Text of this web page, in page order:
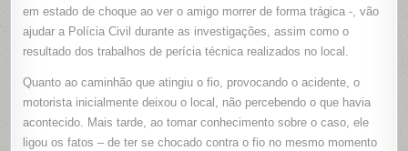
em estado de choque ao ver o amigo morrer de forma trágica -, vão
ajudar a Polícia Civil durante as investigações, assim como o
resultado dos trabalhos de perícia técnica realizados no local.
Quanto ao caminhão que atingiu o fio, provocando o acidente, o
motorista inicialmente deixou o local, não percebendo o que havia
acontecido. Mais tarde, ao tomar conhecimento sobre o caso, ele
ligou os fatos – de ter se chocado contra o fio no mesmo momento